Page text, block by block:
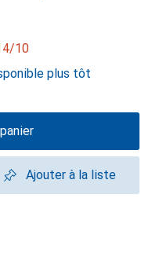
10
plus tôt
Ajouter à la liste